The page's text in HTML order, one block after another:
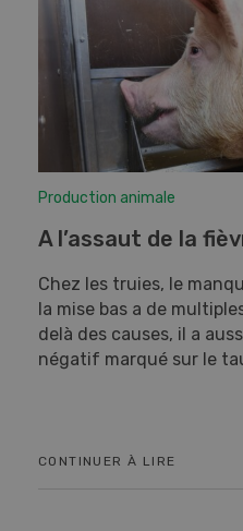
Production animale
A l’assaut de la
Chez les truies, le
la mise bas a de
delà des causes, il a
négatif marqué sur le
CONTINUER À LIRE